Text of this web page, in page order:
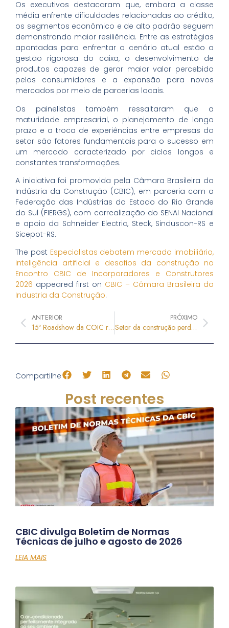
Os executivos destacaram que, embora a classe
média enfrente dificuldades relacionadas ao crédito,
os segmentos econômico e de alto padrão seguem
demonstrando maior resiliência. Entre as estratégias
apontadas para enfrentar o cenário atual estão a
gestão rigorosa do caixa, o desenvolvimento de
produtos capazes de gerar maior valor percebido
pelos consumidores e a expansão para novos
mercados por meio de parcerias locais.
Os painelistas também ressaltaram que a
maturidade empresarial, o planejamento de longo
prazo e a troca de experiências entre empresas do
setor são fatores fundamentais para o sucesso em
um mercado caracterizado por ciclos longos e
constantes transformações.
A iniciativa foi promovida pela Câmara Brasileira da
Indústria da Construção (CBIC), em parceria com a
Federação das Indústrias do Estado do Rio Grande
do Sul (FIERGS), com correalização do SENAI Nacional
e apoio da Schneider Electric, Steck, Sinduscon-RS e
Sicepot-RS.
The post Especialistas debatem mercado imobiliário,
inteligência artificial e desafios da construção no
Encontro CBIC de Incorporadores e Construtores
2026 appeared first on CBIC – Câmara Brasileira da
Industria da Construção.
ANTERIOR
15º Roadshow da COIC reúne lideranças para discutir investimentos e o futuro das obras industriais e corporativas
PRÓXIMO
Setor da construção perde Marcos Galindo Pereira Lopes aos 68 anos
Compartilhe
Post recentes
CBIC divulga Boletim de Normas
Técnicas de julho e agosto de 2026
LEIA MAIS